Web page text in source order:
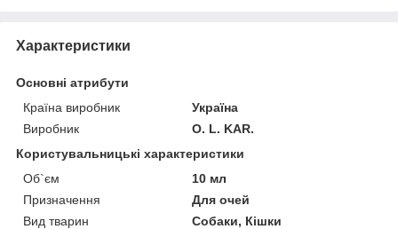
Характеристики
Основні атрибути
Країна виробник
Україна
Виробник
O. L. KAR.
Користувальницькі характеристики
Об`єм
10 мл
Призначення
Для очей
Вид тварин
Собаки, Кішки